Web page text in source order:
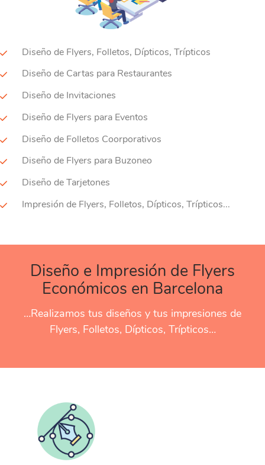
Diseño de Flyers, Folletos, Dípticos, Trípticos
Diseño de Cartas para Restaurantes
Diseño de Invitaciones
Diseño de Flyers para Eventos
Diseño de Folletos Coorporativos
Diseño de Flyers para Buzoneo
Diseño de Tarjetones
Impresión de Flyers, Folletos, Dípticos, Trípticos...
Diseño e Impresión de Flyers
Económicos en Barcelona
…Realizamos tus diseños y tus impresiones de
Flyers, Folletos, Dípticos, Trípticos…